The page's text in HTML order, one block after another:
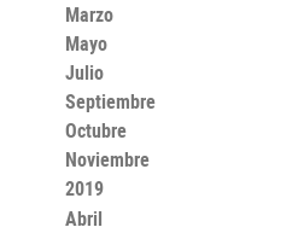
Marzo
Mayo
Julio
Septiembre
Octubre
Noviembre
2019
Abril